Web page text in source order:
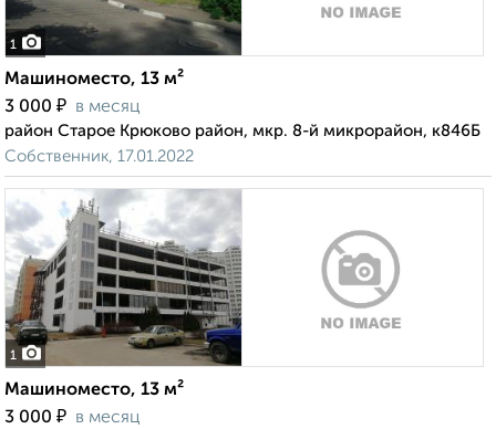
1
Машиноместо, 13 м²
3 000 ₽ в месяц
район Старое Крюково район, мкр. 8-й микрорайон, к846Б
Собственник, 17.01.2022
1
Машиноместо, 13 м²
3 000 ₽ в месяц